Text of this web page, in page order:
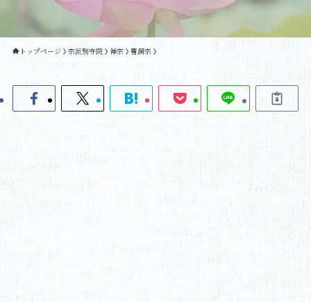
トップページ 宗派別寺院 禅宗 曹洞宗